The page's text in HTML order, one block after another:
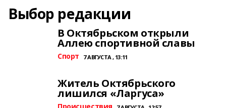
Выбор редакции
В Октябрьском открыли
Аллею спортивной славы
Спорт 7 АВГУСТА , 13:11
Житель Октябрьского
лишился «Ларгуса»